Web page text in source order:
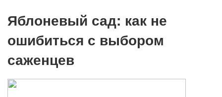
Яблоневый сад: как не
ошибиться с выбором
саженцев